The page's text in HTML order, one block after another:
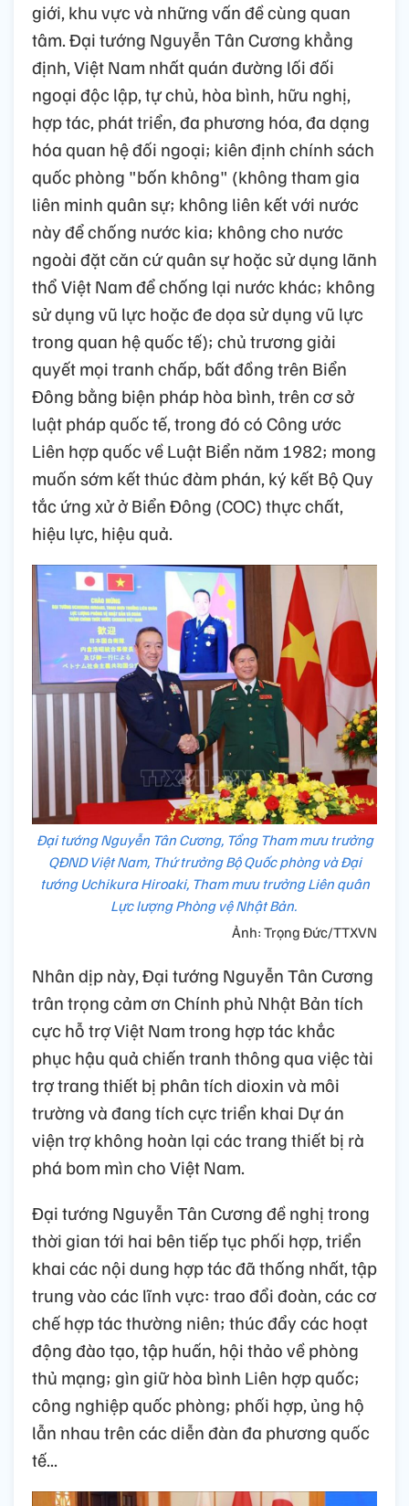
giới, khu vực và những vấn đề cùng quan
tâm. Đại tướng Nguyễn Tân Cương khẳng
định, Việt Nam nhất quán đường lối đối
ngoại độc lập, tự chủ, hòa bình, hữu nghị,
hợp tác, phát triển, đa phương hóa, đa dạng
hóa quan hệ đối ngoại; kiên định chính sách
quốc phòng "bốn không" (không tham gia
liên minh quân sự; không liên kết với nước
này để chống nước kia; không cho nước
ngoài đặt căn cứ quân sự hoặc sử dụng lãnh
thổ Việt Nam để chống lại nước khác; không
sử dụng vũ lực hoặc đe dọa sử dụng vũ lực
trong quan hệ quốc tế); chủ trương giải
quyết mọi tranh chấp, bất đồng trên Biển
Đông bằng biện pháp hòa bình, trên cơ sở
luật pháp quốc tế, trong đó có Công ước
Liên hợp quốc về Luật Biển năm 1982; mong
muốn sớm kết thúc đàm phán, ký kết Bộ Quy
tắc ứng xử ở Biển Đông (COC) thực chất,
hiệu lực, hiệu quả.
Đại tướng Nguyễn Tân Cương, Tổng Tham mưu trưởng
QĐND Việt Nam, Thứ trưởng Bộ Quốc phòng và Đại
tướng Uchikura Hiroaki, Tham mưu trưởng Liên quân
Lực lượng Phòng vệ Nhật Bản.
Ảnh: Trọng Đức/TTXVN
Nhân dịp này, Đại tướng Nguyễn Tân Cương
trân trọng cảm ơn Chính phủ Nhật Bản tích
cực hỗ trợ Việt Nam trong hợp tác khắc
phục hậu quả chiến tranh thông qua việc tài
trợ trang thiết bị phân tích dioxin và môi
trường và đang tích cực triển khai Dự án
viện trợ không hoàn lại các trang thiết bị rà
phá bom mìn cho Việt Nam.
Đại tướng Nguyễn Tân Cương đề nghị trong
thời gian tới hai bên tiếp tục phối hợp, triển
khai các nội dung hợp tác đã thống nhất, tập
trung vào các lĩnh vực: trao đổi đoàn, các cơ
chế hợp tác thường niên; thúc đẩy các hoạt
động đào tạo, tập huấn, hội thảo về phòng
thủ mạng; gìn giữ hòa bình Liên hợp quốc;
công nghiệp quốc phòng; phối hợp, ủng hộ
lẫn nhau trên các diễn đàn đa phương quốc
tế...